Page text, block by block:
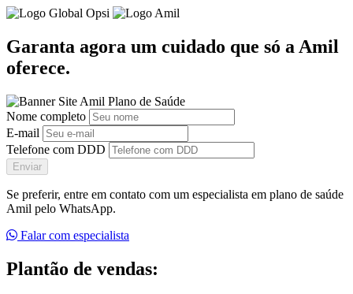
Garanta agora um cuidado que só a Amil
oferece.
Nome completo
E-mail
Telefone com DDD
Enviar
Se preferir, entre em contato com um especialista em plano de saúde
Amil pelo WhatsApp.
Falar com especialista
Plantão de vendas: